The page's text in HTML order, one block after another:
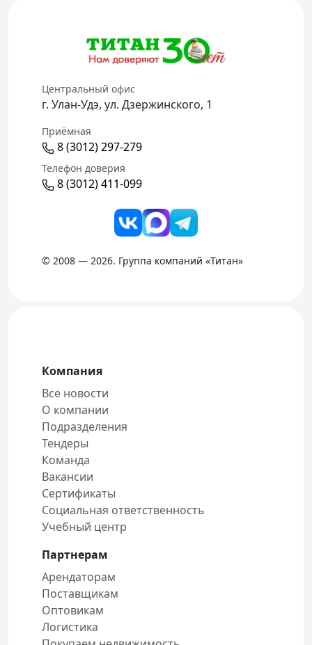
Центральный офис
г. Улан-Удэ, ул. Дзержинского, 1
Приёмная
8 (3012) 297-279
Телефон доверия
8 (3012) 411-099
© 2008 — 2026. Группа компаний «Титан»
Компания
Все новости
О компании
Подразделения
Тендеры
Команда
Вакансии
Сертификаты
Социальная ответственность
Учебный центр
Партнерам
Арендаторам
Поставщикам
Оптовикам
Логистика